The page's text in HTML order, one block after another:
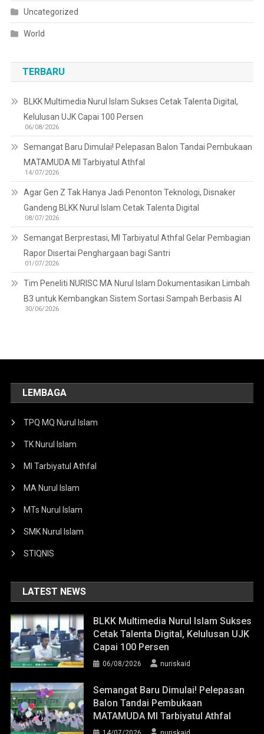
Uncategorized
World
TERBARU
BLKK Multimedia Nurul Islam Sukses Cetak Talenta Digital,
Kelulusan UJK Capai 100 Persen
06/08/2026
Semangat Baru Dimulai! Pelepasan Balon Tandai Pembukaan
MATAMUDA MI Tarbiyatul Athfal
14/07/2026
Agar Gen Z Tak Hanya Jadi Penonton Teknologi, Disnaker
Gandeng BLKK Nurul Islam Cetak Talenta Digital
08/07/2026
Semangat Berprestasi, MI Tarbiyatul Athfal Gelar Pembagian
Rapor Disertai Penghargaan bagi Santri
01/07/2026
Tim Peneliti NURISC MA Nurul Islam Dokumentasikan Limbah
B3 untuk Kembangkan Sistem Sortasi Sampah Berbasis AI
30/06/2026
LEMBAGA
TPQ MQ Nurul Islam
TK Nurul Islam
MI Tarbiyatul Athfal
MA Nurul Islam
MTs Nurul Islam
SMK Nurul Islam
STIQNIS
LATEST NEWS
BLKK Multimedia Nurul Islam Sukses
Cetak Talenta Digital, Kelulusan UJK
Capai 100 Persen
06/08/2026 nuriskaid
Semangat Baru Dimulai! Pelepasan
Balon Tandai Pembukaan
MATAMUDA MI Tarbiyatul Athfal